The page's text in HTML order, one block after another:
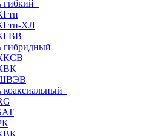
гибкий
ХЛ
гибридный
коаксиальный